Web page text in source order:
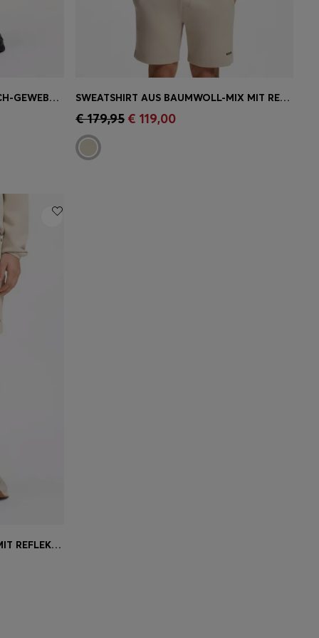
TAPERED-FIT HOSE AUS STRETCH-GEWEBE MIT WAFFELSTRUKTUR
Schnelleinkauf
Größe)
SWEATSHIRT AUS BAUMWOLL-MIX MIT REFLEKTIERENDER GRAFIK
€ 179,95 € 119,00
SHORTS AUS BAUMWOLL-MIX MIT REFLEKTIERENDER GRAFIK